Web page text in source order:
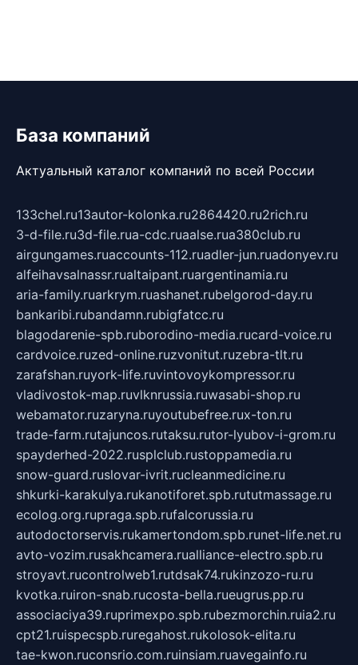
База компаний
Актуальный каталог компаний по всей России
133chel.ru13autor-kolonka.ru2864420.ru2rich.ru
3-d-file.ru3d-file.rua-cdc.ruaalse.rua380club.ru
airgungames.ruaccounts-112.ruadler-jun.ruadonyev.ru
alfeihavsalnassr.rualtaipant.ruargentinamia.ru
aria-family.ruarkrym.ruashanet.rubelgorod-day.ru
bankaribi.rubandamn.rubigfatcc.ru
blagodarenie-spb.ruborodino-media.rucard-voice.ru
cardvoice.ruzed-online.ruzvonitut.ruzebra-tlt.ru
zarafshan.ruyork-life.ruvintovoykompressor.ru
vladivostok-map.ruvlknrussia.ruwasabi-shop.ru
webamator.ruzaryna.ruyoutubefree.rux-ton.ru
trade-farm.rutajuncos.rutaksu.rutor-lyubov-i-grom.ru
spayderhed-2022.rusplclub.rustoppamedia.ru
snow-guard.ruslovar-ivrit.rucleanmedicine.ru
shkurki-karakulya.rukanotiforet.spb.rututmassage.ru
ecolog.org.rupraga.spb.rufalcorussia.ru
autodoctorservis.rukamertondom.spb.runet-life.net.ru
avto-vozim.rusakhcamera.rualliance-electro.spb.ru
stroyavt.rucontrolweb1.rutdsak74.rukinzozo-ru.ru
kvotka.ruiron-snab.rucosta-bella.rueugrus.pp.ru
associaciya39.ruprimexpo.spb.rubezmorchin.ruia2.ru
cpt21.ruispecspb.ruregahost.rukolosok-elita.ru
tae-kwon.ruconsrio.com.ruinsiam.ruavegainfo.ru